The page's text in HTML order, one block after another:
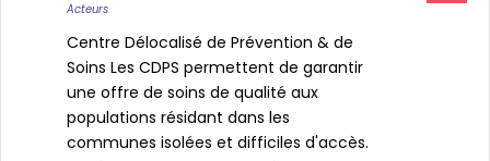
Acteurs
Centre Délocalisé de Prévention & de
Soins Les CDPS permettent de garantir
une offre de soins de qualité aux
populations résidant dans les
communes isolées et difficiles d'accès.